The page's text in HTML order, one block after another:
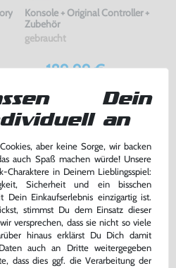
Konsole + Original Controller +
Zubehör
gebraucht
nur189,99 €
Warenkorb
ANDERE DAZU
Dein
an
aber keine Sorge, wir backen
auch Spaß machen würde! Unsere
Charaktere in Deinem Lieblingsspiel:
Sicherheit und ein bisschen
Dein Einkaufserlebnis einzigartig ist.
stimmst Du dem Einsatz dieser
versprechen, dass sie nicht so viele
hinaus erklärst Du Dich damit
auch an Dritte weitergegeben
dass dies ggf. die Verarbeitung der